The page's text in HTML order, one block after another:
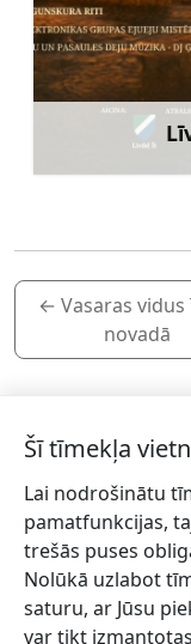
← Vasaras vidus
novadā
Piesakies
Pieraksties
jaunākās
Šī tīmekļa
Lai nodrošinātu
pamatfunkcijas,
trešās puses
Nolūkā uzlabot
saturu, ar Jūsu
var tikt